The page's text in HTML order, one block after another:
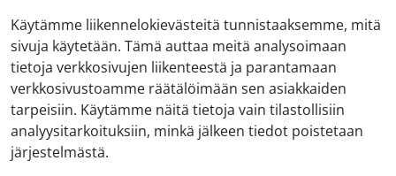
Käytämme liikennelokievästeitä tunnistaaksemme, mitä
sivuja käytetään. Tämä auttaa meitä analysoimaan
tietoja verkkosivujen liikenteestä ja parantamaan
verkkosivustoamme räätälöimään sen asiakkaiden
tarpeisiin. Käytämme näitä tietoja vain tilastollisiin
analyysitarkoituksiin, minkä jälkeen tiedot poistetaan
järjestelmästä.